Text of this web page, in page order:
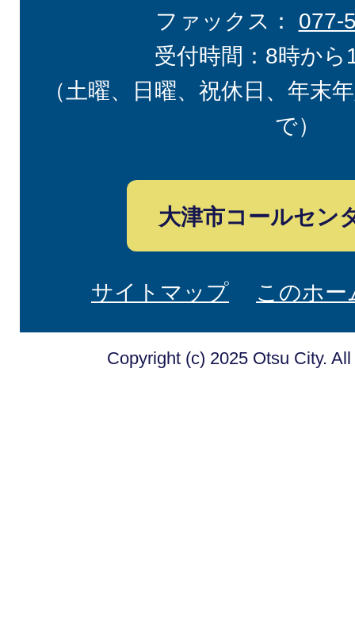
ファックス： 077-
受付時間：8時から
（土曜、日曜、祝休日、年末
で）
大津市コールセン
サイトマップ このホ
Copyright (c) 2025 Otsu City.